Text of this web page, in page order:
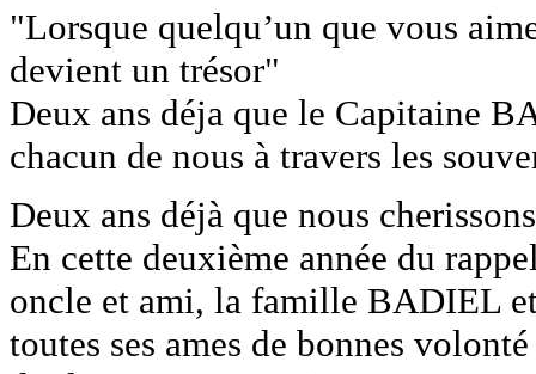
"Lorsque quelqu’un que vous
devient un trésor"
Deux ans déja que le Capitaine
chacun de nous à travers les
Deux ans déjà que nous
En cette deuxième année du
oncle et ami, la famille BADIEL
toutes ses ames de bonnes